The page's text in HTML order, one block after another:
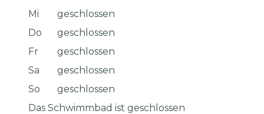
Mi
geschlossen
Do
geschlossen
Fr
geschlossen
Sa
geschlossen
So
geschlossen
Das Schwimmbad ist geschlossen